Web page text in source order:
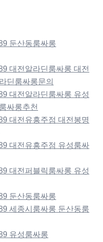
둔산동룸싸롱
대전알라딘룸싸롱 대전
딘룸싸롱문의
대전알라딘룸싸롱 유성
싸롱추천
대전유흥주점 대전봉명
대전유흥주점 유성룸싸
대전퍼블릭룸싸롱 유성
둔산동룸싸롱
세종시룸싸롱 둔산동룸
유성룸싸롱